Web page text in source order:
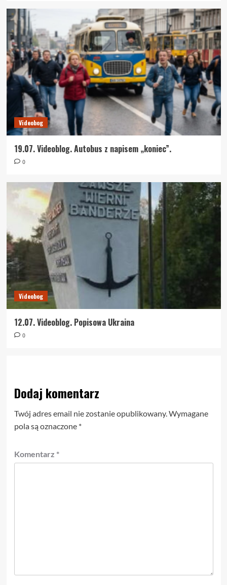
Videobog
19.07. Videoblog. Autobus z napisem „koniec”.
0
Videobog
12.07. Videoblog. Popisowa Ukraina
0
Dodaj komentarz
Twój adres email nie zostanie opublikowany.Wymagane
pola są oznaczone *
Komentarz *